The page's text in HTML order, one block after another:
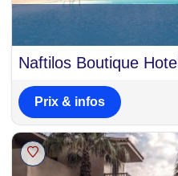
Naftilos Boutique Hotel
Prix & infos